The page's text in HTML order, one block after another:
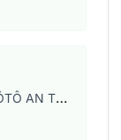
CÔNG TY TNHH CƠ KHÍ ÔTÔ AN THÁI